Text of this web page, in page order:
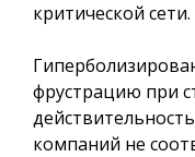
критической сети.
фрустрацию при
компаний не